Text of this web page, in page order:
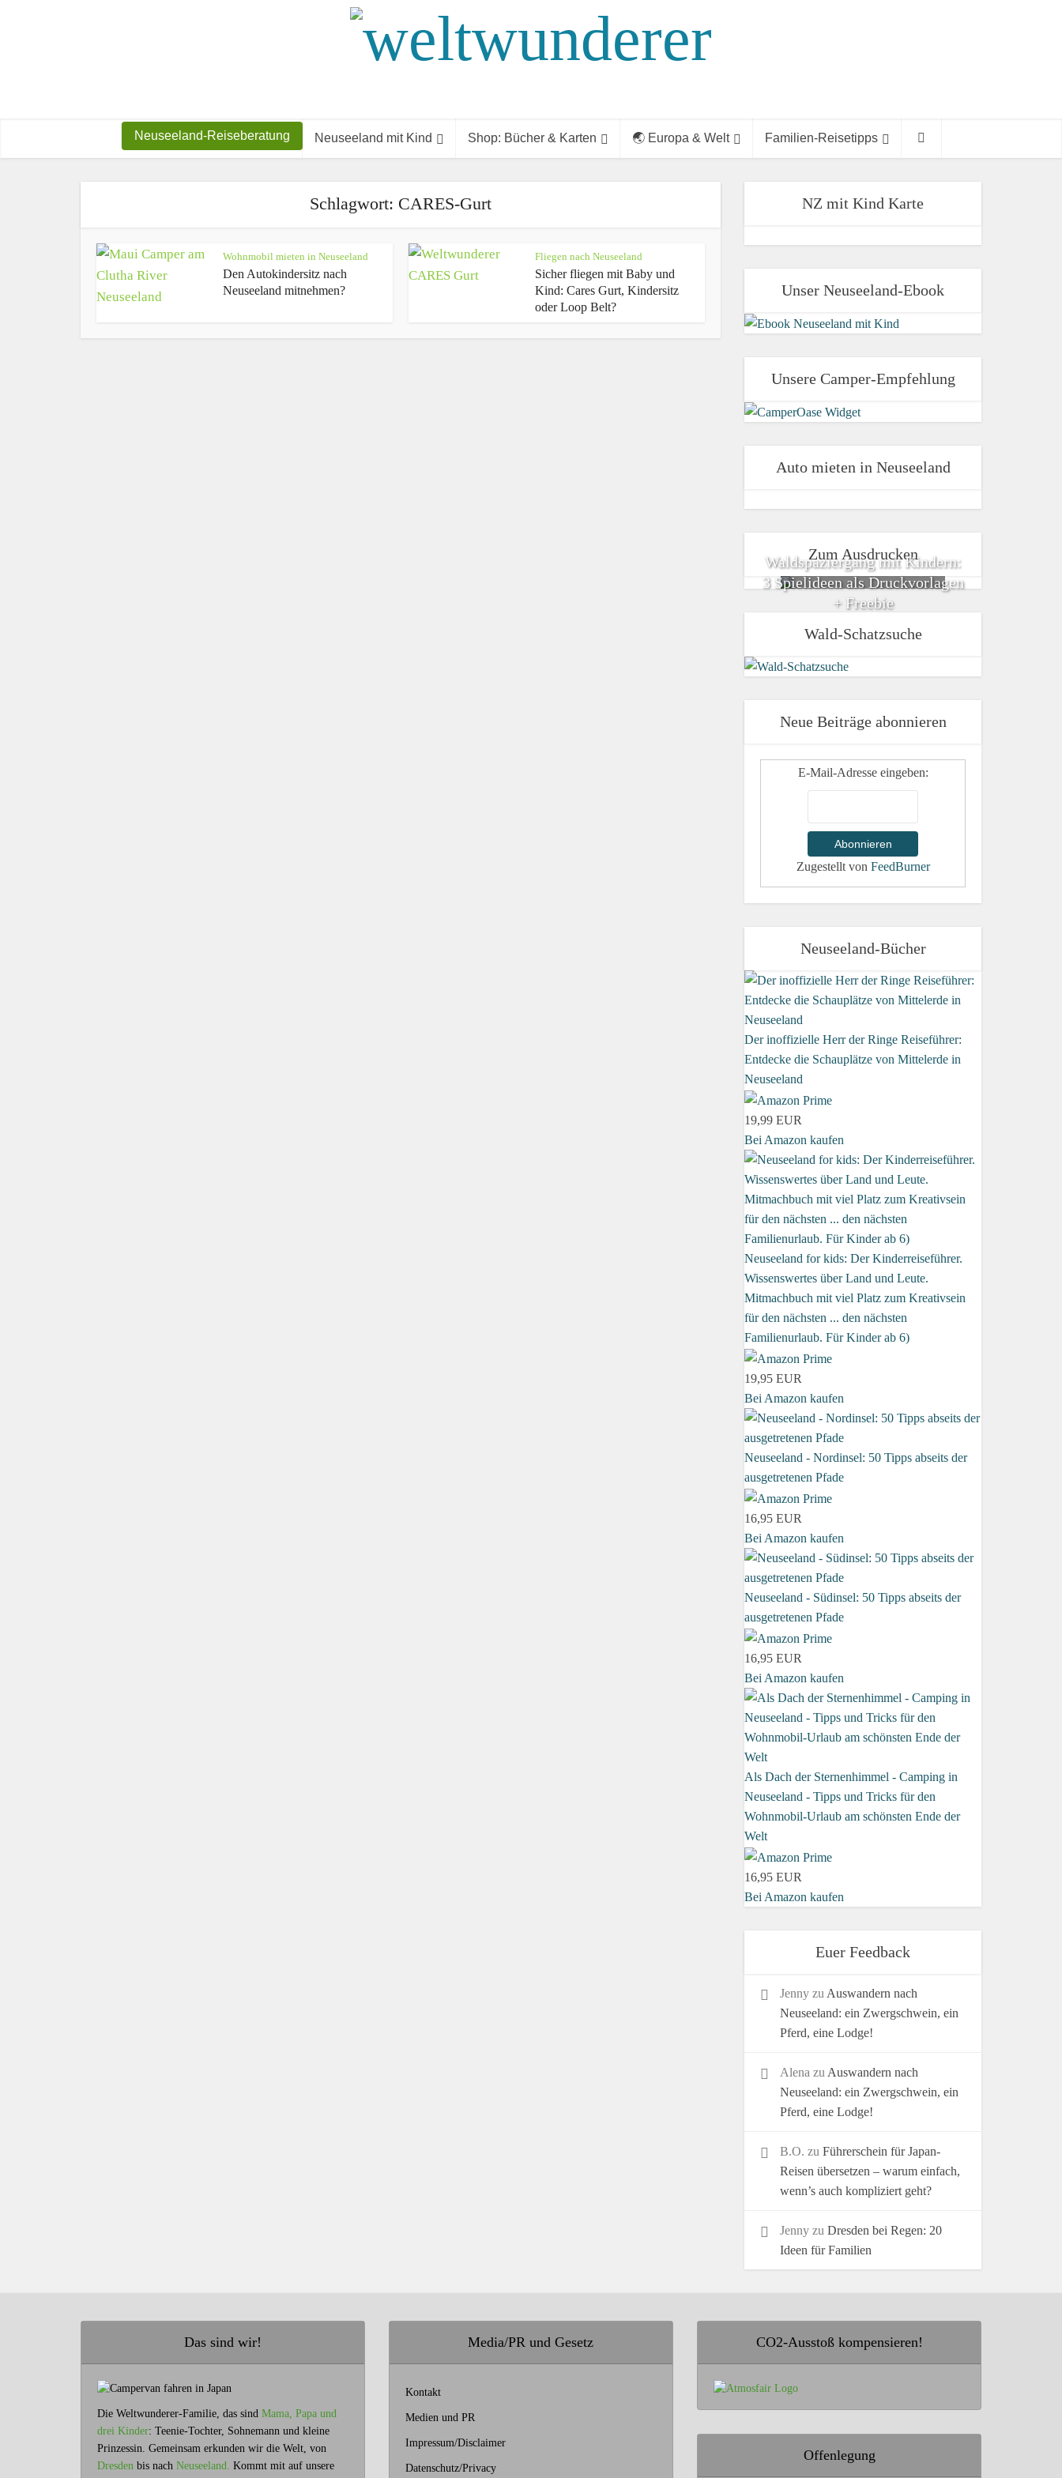
Neuseeland-Reiseberatung Neuseeland mit Kind Shop: Bücher & Karten 🌏 Europa & Welt Familien-Reisetipps
Schlagwort: CARES-Gurt
Wohnmobil mieten in Neuseeland
Den Autokindersitz nach
Neuseeland mitnehmen?
Fliegen nach Neuseeland
Sicher fliegen mit Baby und
Kind: Cares Gurt, Kindersitz
oder Loop Belt?
NZ mit Kind Karte
Unser Neuseeland-Ebook
Unsere Camper-Empfehlung
Auto mieten in Neuseeland
Zum Ausdrucken
Waldspaziergang mit Kindern:
3 Spielideen als Druckvorlagen
+ Freebie
Wald-Schatzsuche
Neue Beiträge abonnieren
E-Mail-Adresse eingeben:
Zugestellt von FeedBurner
Neuseeland-Bücher
Der inoffizielle Herr der Ringe Reiseführer:
Entdecke die Schauplätze von Mittelerde in
Neuseeland
19,99 EUR
Bei Amazon kaufen
Neuseeland for kids: Der Kinderreiseführer.
Wissenswertes über Land und Leute.
Mitmachbuch mit viel Platz zum Kreativsein
für den nächsten ... den nächsten
Familienurlaub. Für Kinder ab 6)
19,95 EUR
Bei Amazon kaufen
Neuseeland - Nordinsel: 50 Tipps abseits der
ausgetretenen Pfade
16,95 EUR
Bei Amazon kaufen
Neuseeland - Südinsel: 50 Tipps abseits der
ausgetretenen Pfade
16,95 EUR
Bei Amazon kaufen
Als Dach der Sternenhimmel - Camping in
Neuseeland - Tipps und Tricks für den
Wohnmobil-Urlaub am schönsten Ende der
Welt
16,95 EUR
Bei Amazon kaufen
Euer Feedback
Jenny zu Auswandern nach
Neuseeland: ein Zwergschwein, ein
Pferd, eine Lodge!
Alena zu Auswandern nach
Neuseeland: ein Zwergschwein, ein
Pferd, eine Lodge!
B.O. zu Führerschein für Japan-
Reisen übersetzen – warum einfach,
wenn’s auch kompliziert geht?
Jenny zu Dresden bei Regen: 20
Ideen für Familien
Das sind wir!
Die Weltwunderer-Familie, das sind Mama, Papa und
drei Kinder: Teenie-Tochter, Sohnemann und kleine
Prinzessin. Gemeinsam erkunden wir die Welt, von
Dresden bis nach Neuseeland. Kommt mit auf unsere
Media/PR und Gesetz
Kontakt
Medien und PR
Impressum/Disclaimer
Datenschutz/Privacy
CO2-Ausstoß kompensieren!
Offenlegung